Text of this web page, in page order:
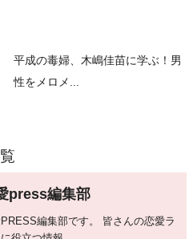
平成の毒婦、木嶋佳苗に学ぶ！男
性をメロメ...
press編集部
編集部です。 皆さんの恋愛ラ